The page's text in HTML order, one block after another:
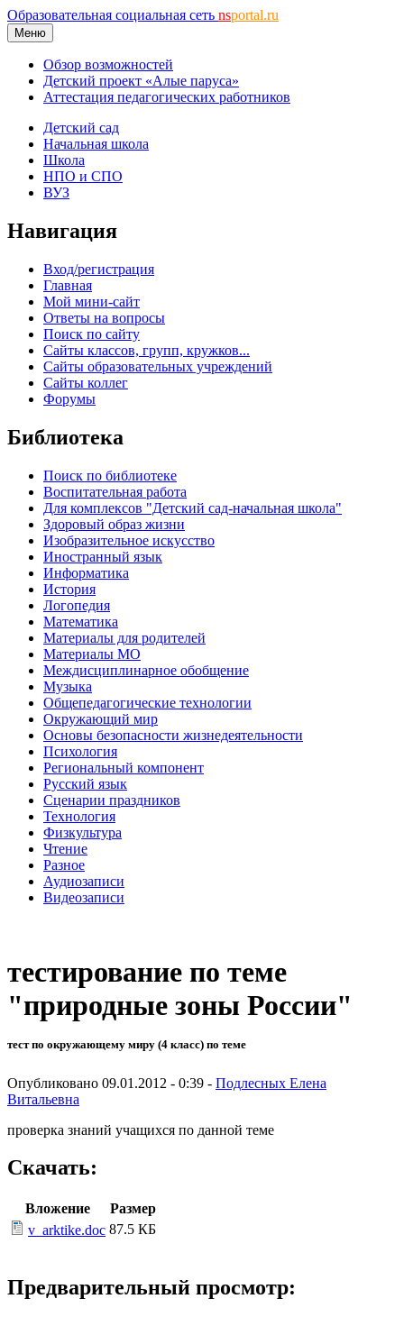
Образовательная социальная сеть nsportal.ru
Меню
Обзор возможностей
Детский проект «Алые паруса»
Аттестация педагогических работников
Детский сад
Начальная школа
Школа
НПО и СПО
ВУЗ
Навигация
Вход/регистрация
Главная
Мой мини-сайт
Ответы на вопросы
Поиск по сайту
Сайты классов, групп, кружков...
Сайты образовательных учреждений
Сайты коллег
Форумы
Библиотека
Поиск по библиотеке
Воспитательная работа
Для комплексов "Детский сад-начальная школа"
Здоровый образ жизни
Изобразительное искусство
Иностранный язык
Информатика
История
Логопедия
Математика
Материалы для родителей
Материалы МО
Междисциплинарное обобщение
Музыка
Общепедагогические технологии
Окружающий мир
Основы безопасности жизнедеятельности
Психология
Региональный компонент
Русский язык
Сценарии праздников
Технология
Физкультура
Чтение
Разное
Аудиозаписи
Видеозаписи
тестирование по теме
"природные зоны России"
тест по окружающему миру (4 класс) по теме
Опубликовано 09.01.2012 - 0:39 - Подлесных Елена
Витальевна
проверка знаний учащихся по данной теме
Скачать:
Вложение
Размер
v_arktike.doc 87.5 КБ
Предварительный просмотр: